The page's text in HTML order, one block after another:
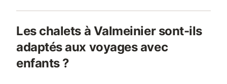
Les chalets à Valmeinier sont-ils
adaptés aux voyages avec
enfants ?